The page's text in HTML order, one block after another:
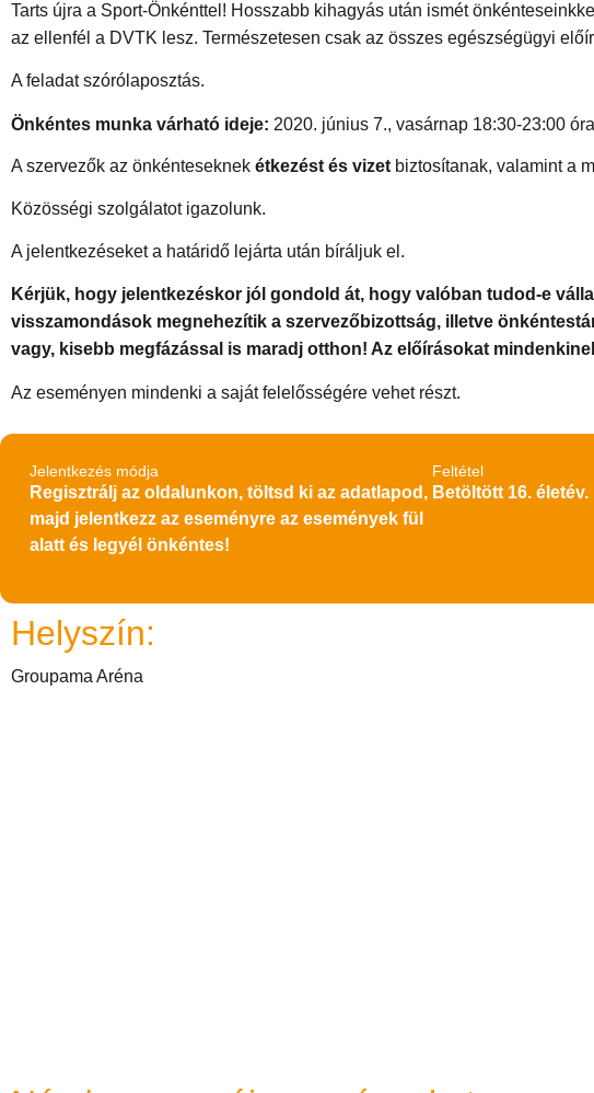
Tarts újra a Sport-Önkénttel! Hosszabb kihagyás után ismét
az ellenfél a DVTK lesz. Természetesen csak az összes egészségügyi
A feladat szórólaposztás.
Önkéntes munka várható ideje: 2020. június 7., vasárnap 18:30-23:00
A szervezők az önkénteseknek étkezést és vizet biztosítanak, valamint a
Közösségi szolgálatot igazolunk.
A jelentkezéseket a határidő lejárta után bíráljuk el.
Kérjük, hogy jelentkezéskor jól gondold át, hogy valóban tudod-e
visszamondások megnehezítik a szervezőbizottság, illetve
vagy, kisebb megfázással is maradj otthon! Az előírásokat
Az eseményen mindenki a saját felelősségére vehet részt.
Jelentkezés módja
Regisztrálj az oldalunkon, töltsd ki az adatlapod,
majd jelentkezz az eseményre az események fül
alatt és legyél önkéntes!
Feltétel
Betöltött 16. életév.
Helyszín:
Groupama Aréna